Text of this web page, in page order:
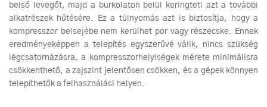
belső levegőt, majd a burkolaton belül keringteti azt a további
alkatrészek hűtésére. Ez a túlnyomás azt is biztosítja, hogy a
kompresszor belsejébe nem kerülhet por vagy részecske. Ennek
eredményeképpen a telepítés egyszerűvé válik, nincs szükség
légcsatornázásra, a kompresszorhelyiségek mérete minimálisra
csökkenthető, a zajszint jelentősen csökken, és a gépek könnyen
telepíthetők a felhasználási helyen.